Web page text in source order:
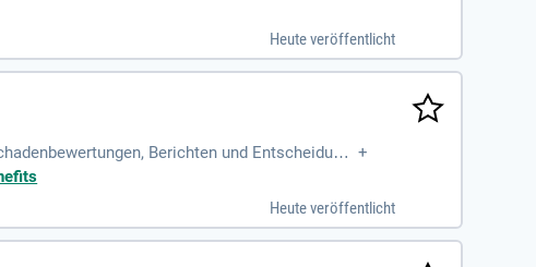
Heute veröffentlicht
Berichten und Entscheidung +
Heute veröffentlicht